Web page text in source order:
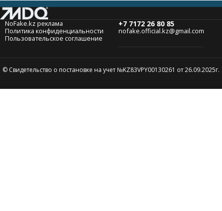
+7 7172 26 80 85
nofake.official.kz@gmail.com
NoFake.kz реклама
Политика конфиденциальности
Пользовательское соглашение
© Свидетельство о постановке на учет №KZ83VPY00130261 от 26.09.2025г.